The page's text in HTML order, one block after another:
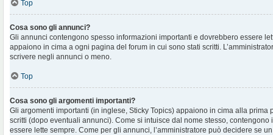
Top
Cosa sono gli annunci?
Gli annunci contengono spesso informazioni importanti e dovrebbero essere
appaiono in cima a ogni pagina del forum in cui sono stati scritti.
scrivere negli annunci o meno.
Top
Cosa sono gli argomenti importanti?
Gli argomenti importanti (in inglese, Sticky Topics) appaiono in cima alla prima
scritti (dopo eventuali annunci). Come si intuisce dal nome stesso,
essere lette sempre. Come per gli annunci, l’amministratore può decidere se